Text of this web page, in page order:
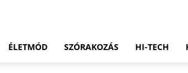
ÉLETMÓD SZÓRAKOZÁS HI-TECH